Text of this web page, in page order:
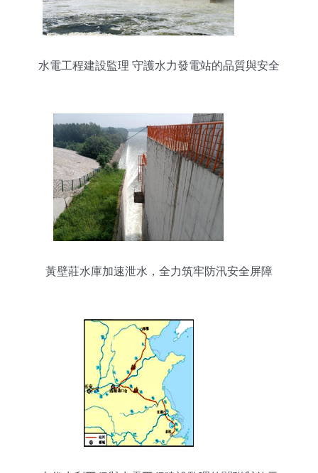
水電工程建設監理 守護水力發電站的品質與安全
黃壁莊水庫加速泄水，全力筑牢防汛安全屏障